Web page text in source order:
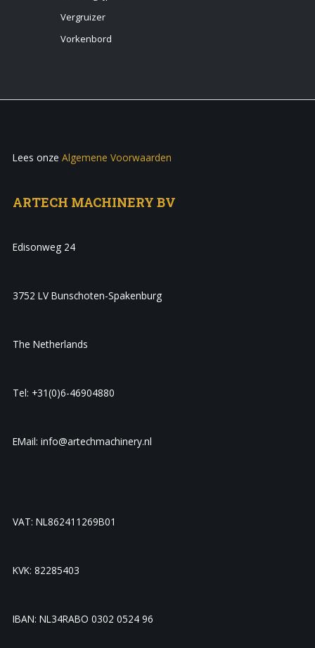
Vergruizer
Vorkenbord
Lees onze Algemene Voorwaarden
ARTECH MACHINERY BV
Edisonweg 24
3752 LV Bunschoten-Spakenburg
The Netherlands
Tel: +31(0)6-46904880
EMail: info@artechmachinery.nl
VAT: NL862411269B01
KVK: 82285403
IBAN: NL34RABO 0302 0524 96